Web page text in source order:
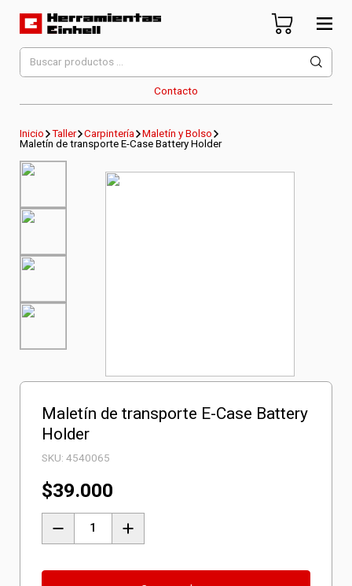
Herramientas Einhell
Distribuidor Oficial
Contacto
Buscar
por:
Inicio Taller Carpintería
Maletín y Bolso
Maletín de transporte E-Case Battery Holder
Maletín de transporte E-Case Battery
Holder
SKU:4540065
$39.000
de